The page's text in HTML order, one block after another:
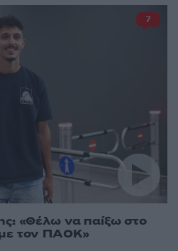
«Θέλω να παίξω στο
τον ΠΑΟΚ»
7